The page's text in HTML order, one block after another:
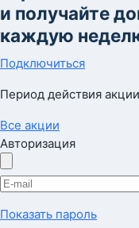
и получайте
каждую
Подключиться
Период действия
Все акции
Авторизация
Показать пароль